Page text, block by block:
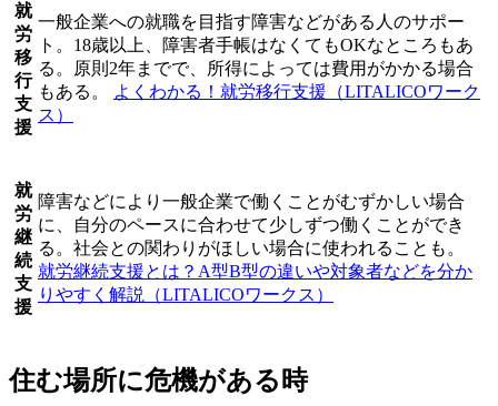
就
労
移
行
支
援
一般企業への就職を目指す障害などがある人のサポー
ト。18歳以上、障害者手帳はなくてもOKなところもあ
る。原則2年までで、所得によっては費用がかかる場合
もある。
よくわかる！就労移行支援（LITALICOワーク
ス）
就
労
継
続
支
援
障害などにより一般企業で働くことがむずかしい場合
に、自分のペースに合わせて少しずつ働くことができ
る。社会との関わりがほしい場合に使われることも。
就労継続支援とは？A型B型の違いや対象者などを分か
りやすく解説（LITALICOワークス）
住む場所に危機がある時